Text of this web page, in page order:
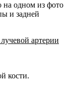
на одном из фото
и задней
артерии
кости.